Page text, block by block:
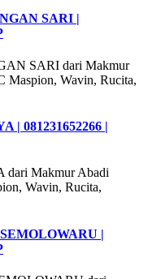
SARI |
SARI dari Makmur
Maspion, Wavin, Rucita,
| 081231652266 |
Makmur Abadi
Wavin, Rucita,
|